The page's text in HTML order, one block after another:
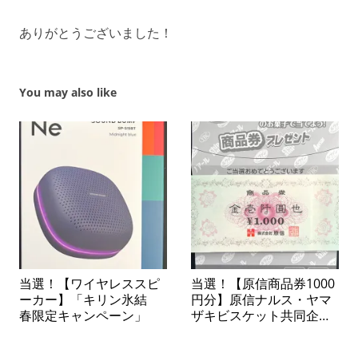
ありがとうございました！
You may also like
当選！【ワイヤレススピ
ーカー】「キリン氷結
春限定キャンペーン」
当選！【原信商品券1000
円分】原信ナルス・ヤマ
ザキビスケット共同企画